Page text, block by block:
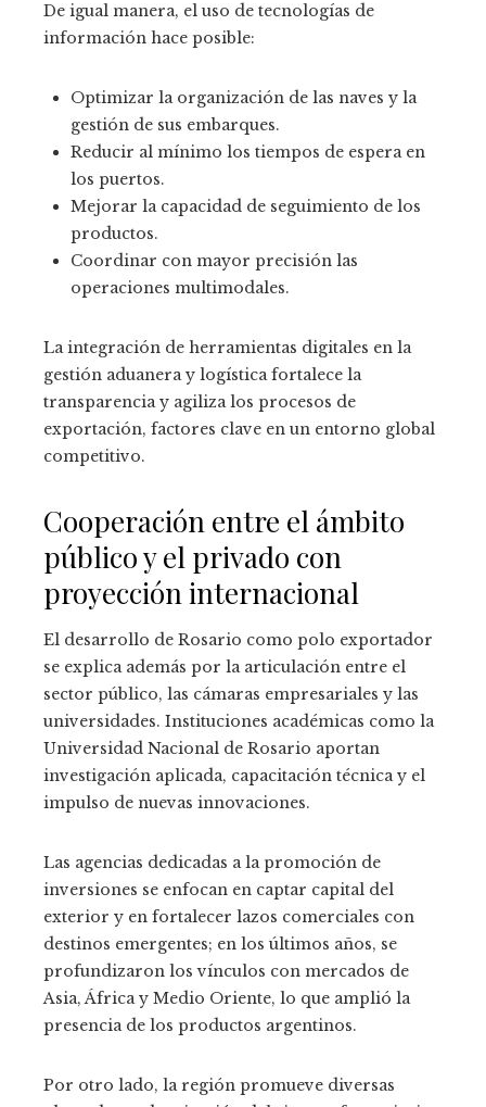
De igual manera, el uso de tecnologías de
información hace posible:
Optimizar la organización de las naves y la
gestión de sus embarques.
Reducir al mínimo los tiempos de espera en
los puertos.
Mejorar la capacidad de seguimiento de los
productos.
Coordinar con mayor precisión las
operaciones multimodales.
La integración de herramientas digitales en la
gestión aduanera y logística fortalece la
transparencia y agiliza los procesos de
exportación, factores clave en un entorno global
competitivo.
Cooperación entre el ámbito
público y el privado con
proyección internacional
El desarrollo de Rosario como polo exportador
se explica además por la articulación entre el
sector público, las cámaras empresariales y las
universidades. Instituciones académicas como la
Universidad Nacional de Rosario aportan
investigación aplicada, capacitación técnica y el
impulso de nuevas innovaciones.
Las agencias dedicadas a la promoción de
inversiones se enfocan en captar capital del
exterior y en fortalecer lazos comerciales con
destinos emergentes; en los últimos años, se
profundizaron los vínculos con mercados de
Asia, África y Medio Oriente, lo que amplió la
presencia de los productos argentinos.
Por otro lado, la región promueve diversas